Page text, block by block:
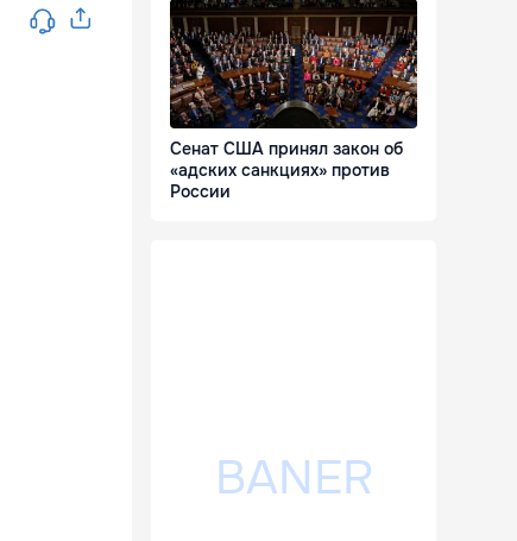
Сенат США принял закон об
«адских санкциях» против
России